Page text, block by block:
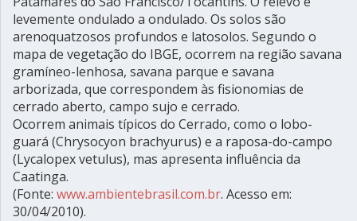
levemente ondulado a ondulado. Os solos são
arenoquatzosos profundos e latosolos. Segundo o
mapa de vegetação do IBGE, ocorrem na região savana
gramíneo-lenhosa, savana parque e savana
arborizada, que correspondem às fisionomias de
cerrado aberto, campo sujo e cerrado.
Ocorrem animais típicos do Cerrado, como o lobo-
guará (Chrysocyon brachyurus) e a raposa-do-campo
(Lycalopex vetulus), mas apresenta influência da
Caatinga.
(Fonte: www.ambientebrasil.com.br. Acesso em:
30/04/2010).